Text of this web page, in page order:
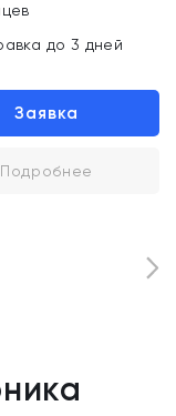
до 3 дней
Заявка
Подробнее